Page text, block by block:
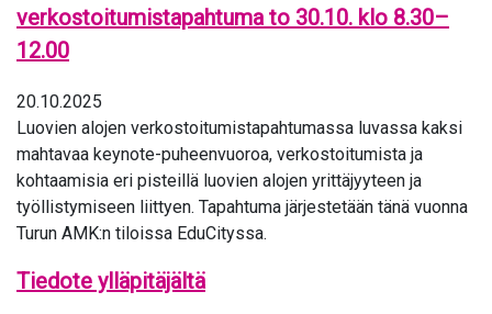
verkostoitumistapahtuma to 30.10. klo 8.30–
12.00
20.10.2025
Luovien alojen verkostoitumistapahtumassa luvassa kaksi
mahtavaa keynote-puheenvuoroa, verkostoitumista ja
kohtaamisia eri pisteillä luovien alojen yrittäjyyteen ja
työllistymiseen liittyen. Tapahtuma järjestetään tänä vuonna
Turun AMK:n tiloissa EduCityssa.
Tiedote ylläpitäjältä